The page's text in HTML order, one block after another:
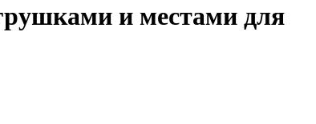
и местами для